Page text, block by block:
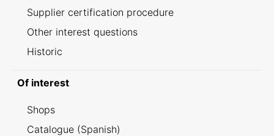
Supplier certification procedure
Other interest questions
Historic
Of interest
Shops
Catalogue (Spanish)